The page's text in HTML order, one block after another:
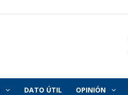
DATO ÚTIL OPINIÓN